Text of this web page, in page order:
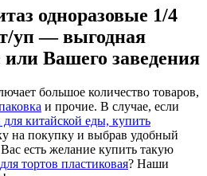
одноразовые 1/4
уп — выгодная
Вашего заведения
большое количество товаров,
и прочие. В случае, если
для китайской еды, купить
на покупку и выбрав удобный
есть желание купить такую
тортов пластиковая? Наши